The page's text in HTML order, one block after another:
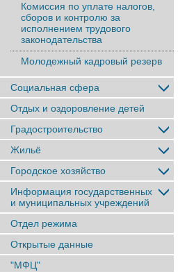
Комиссия по уплате налогов,
сборов и контролю за
исполнением трудового
законодательства
Молодежный кадровый резерв
Социальная сфера
Отдых и оздоровление детей
Градостроительство
Жильё
Городское хозяйство
Информация государственных
и муниципальных учреждений
Отдел режима
Открытые данные
"МФЦ"